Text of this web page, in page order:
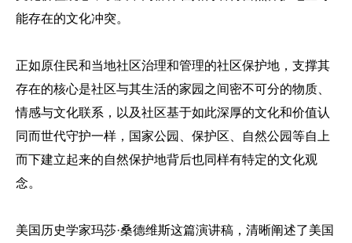
能存在的文化冲突。
正如原住民和当地社区治理和管理的社区保护地，支撑其
存在的核心是社区与其生活的家园之间密不可分的物质、
情感与文化联系，以及社区基于如此深厚的文化和价值认
同而世代守护一样，国家公园、保护区、自然公园等自上
而下建立起来的自然保护地背后也同样有特定的文化观
念。
美国历史学家玛莎·桑德维斯这篇演讲稿，清晰阐述了美国